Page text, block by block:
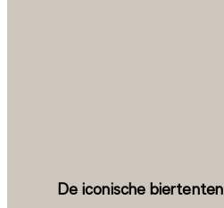
De iconische